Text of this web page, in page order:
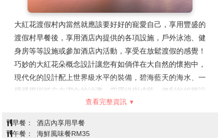
上不乏建築充滿中國風格的樓房民宅，讓人時空錯置的感
【馬來西亞新地標★★★★★五星大紅花海上泳池VILLA渡
假村】
墅，以坐落在波德申海灣的花蕊形狀海上屋迅速竄紅，搭飛
機前往吉隆坡機場時，就有機會從空中就會俯瞰到大紅花全
景。
大紅花渡假村內當然就應該要好好的寵愛自己，享用豐盛的
渡假村早餐後，享用酒店內提供的各項設施，戶外泳池、健
身房等等設施或參加酒店內活動，享受在放鬆渡假的感覺！
巧妙的大紅花朵概念設計讓您有如倘佯在大自然的懷抱中，
現代化的設計配上世界級水平的裝備，碧海藍天的海水、一
棵棵椰樹挺立在潔白的沙灘，四周綠樹成蔭，便利的娛樂設
施以及水上休閒特區，讓您遠離塵囂，自我放縱一番。
西亞政府如何不花一毛錢而能夠在森林開發區建出一座面積
查看完整資訊
早餐：
酒店內享用早餐
午餐：
海鮮風味餐RM35